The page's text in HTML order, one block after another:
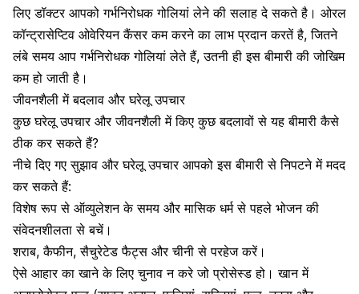
लिए डॉक्टर आपको गर्भनिरोधक गोलियां लेने की सलाह दे सकते है। ओरल
कॉन्ट्रासेप्टिव ओवेरियन कैंसर कम करने का लाभ प्रदान करतें है, जितने
लंबे समय आपगर्भनिरोधक गोलियां लेते हैं, उतनी ही इस बीमारी की जोखिम
कम हो जाती है।
जीवनशैली में बदलाव और घरेलू उपचार
कुछ घरेलू उपचार और जीवनशैली में किए कुछ बदलावों से यह बीमारी कैसे
ठीक कर सकते हैं?
नीचे दिए गए सुझाव और घरेलू उपचार आपको इस बीमारी से निपटने में मदद
कर सकते हैं:
विशेष रूप से ऑव्युलेशन के समय और मासिक धर्म से पहले भोजन की
संवेदनशीलता से बचें।
शराब, कैफीन, सैचुरेटेड फैट्स और चीनी से परहेज करें।
ऐसे आहार का खाने के लिए चुनाव न करे जो प्रोसेस्ड हो। खान में